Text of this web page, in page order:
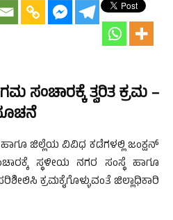
ಸಂಚಾರಕ್ಕೆ ತ್ವರಿತ ಕ್ರಮ –
ಜಿಲ್ಲೆಯ ವಿವಿಧ ಕಡೆಗಳಲ್ಲಿ ಜಂಕ್ಷನ್
ಸ್ಥಳೀಯ ನಗರ ಸಂಸ್ಥೆ ಹಾಗೂ
ಕ್ರಮಕೈಗೊಳ್ಳುವಂತೆ ಜಿಲ್ಲಾಧಿಕಾರಿ